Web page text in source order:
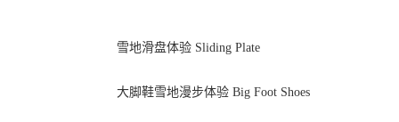
雪地滑盘体验 Sliding Plate
大脚鞋雪地漫步体验 Big Foot Shoes